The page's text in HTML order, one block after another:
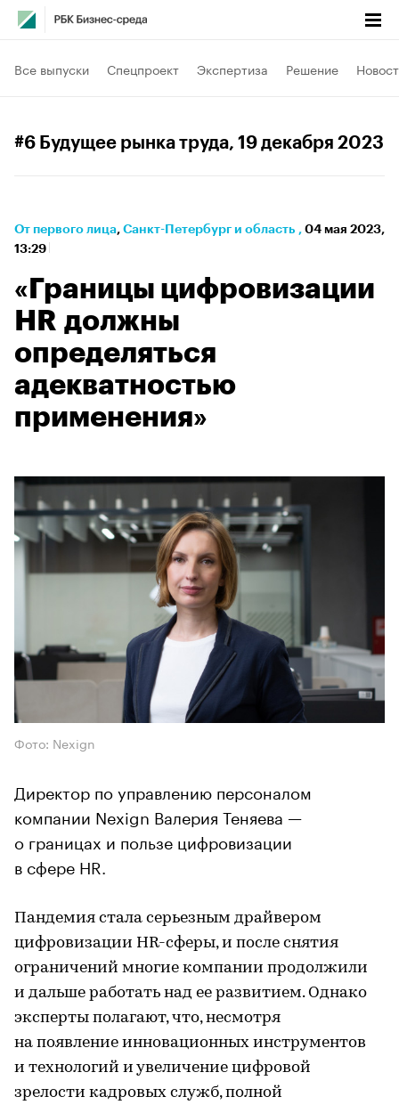
Все выпуски Спецпроект Экспертиза Решение
#6 Будущее рынка труда, 19 декабря 2023
От первого лица⁠, Санкт-Петербург и область , 04 мая 2023,
13:29
«Границы цифровизации
HR должны
определяться
адекватностью
применения»
Фото: Nexign
Директор по управлению персоналом
компании Nexign Валерия Теняева —
о границах и пользе цифровизации
в сфере HR.
Пандемия стала серьезным драйвером
цифровизации HR-сферы, и после снятия
ограничений многие компании продолжили
и дальше работать над ее развитием. Однако
эксперты полагают, что, несмотря
на появление инновационных инструментов
и технологий и увеличение цифровой
зрелости кадровых служб, полной